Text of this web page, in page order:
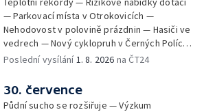
— Parkovací místa v Otrokovicích —
Nehodovost v polovině prázdnin — Hasiči ve
vedrech — Nový cyklopruh v Černých Polích
— Květinová výstava ve Věžkách
Poslední vysílání1. 8. 2026 na ČT24
30. července
Půdní sucho se rozšiřuje — Výzkum